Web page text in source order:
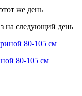
же день
на следующий день
80-105 см